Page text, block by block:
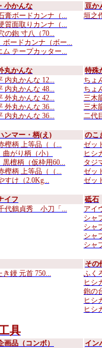
小かんな
膏ボードカンナ（...
質面取りカンナ（...
の鉋 寸八（70...
ードカンナ（ボー...
ム テープカッター...
豆か
垣之
丸かんな
内丸かんな 12...
内丸かんな 48...
外丸かんな 42...
外丸かんな 36...
内丸かんな 36...
特殊
ちょ
ちょ
三木
三木
二代
ンマー・柄(え)
樫柄 上等品（（...
がり柄（小）
檀柄（仮枠用60...
樫柄 上等品（（...
すけ（2.0Kg...
のこ
ゼッ
ヒシ
タジ
ゼッ
ゼッ
イフ
代鶴貞秀 小刀「...
砥石
アイ
シャ
シャ
シャ
シャ
き鏝 元首 750...
その
ふく
ヒシ
鉋の
ヒシ
ヒシ
具
画品（コンボ）
イン